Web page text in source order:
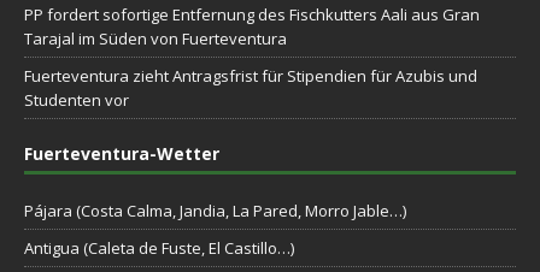
PP fordert sofortige Entfernung des Fischkutters Aali aus Gran
Tarajal im Süden von Fuerteventura
Fuerteventura zieht Antragsfrist für Stipendien für Azubis und
Studenten vor
Fuerteventura-Wetter
Pájara (Costa Calma, Jandia, La Pared, Morro Jable…)
Antigua (Caleta de Fuste, El Castillo…)